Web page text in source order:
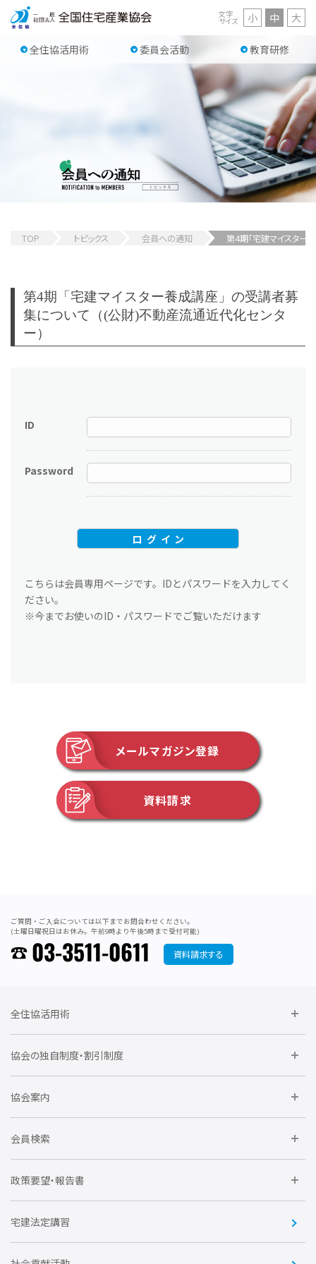
全住協活用術 委員会活動 教育研修
文字
サイズ 小 中 大
TOP トピックス 会員への通知 第4期「宅建マイスター
第4期「宅建マイスター養成講座」の受講者募
集について（(公財)不動産流通近代化センタ
ー）
ID
Password
こちらは会員専用ページです。IDとパスワードを入力してく
ださい。
※今までお使いのID・パスワードでご覧いただけます
メールマガジン登録
資料請求
ご質問・ご入会については以下までお問合わせください。
(土曜日曜祝日はお休み。午前9時より午後5時まで受付可能)
03-3511-0611 資料請求する
全住協活用術
委員会に参加しよう
要望活動に参加しよう
協会の独自制度・割引制度
住宅瑕疵担保責任保険割引制度
全住協NET
不動産後見アドバイザー資格講習
会
全住協ビジネスショップ
協会案内
運営組織
トライアル会員制度
会員検索
企業会員
賛助会員
政策要望・報告書
住宅・土地税制改正要望
優良事業表彰
宅建法定講習